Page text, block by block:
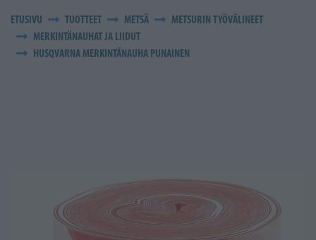
ETUSIVU TUOTTEET METSÄ
METSURIN TYÖVÄLINEET
MERKINTÄNAUHAT JA LIIDUT
HUSQVARNA MERKINTÄNAUHA PUNAINEN